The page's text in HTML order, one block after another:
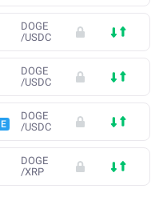
DOGE
/USDC
DOGE
/USDC
DOGE
/USDC
DOGE
/XRP